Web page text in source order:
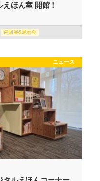
ほん室 開館！
巡回展&展示会
ニュース